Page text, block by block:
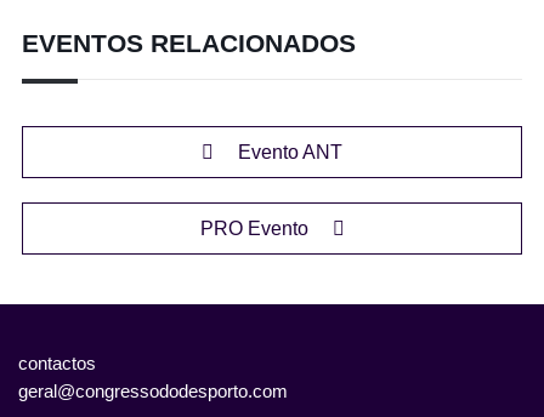
EVENTOS RELACIONADOS
Evento ANT
PRO Evento
contactos
geral@congressododesporto.com